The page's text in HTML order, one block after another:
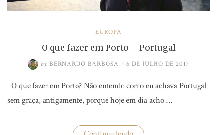
EUROPA
O que fazer em Porto – Portugal
by BERNARDO BARBOSA / 6 DE JULHO DE 2017
O que fazer em Porto? Não entendo como eu achava Portugal
sem graça, antigamente, porque hoje em dia acho …